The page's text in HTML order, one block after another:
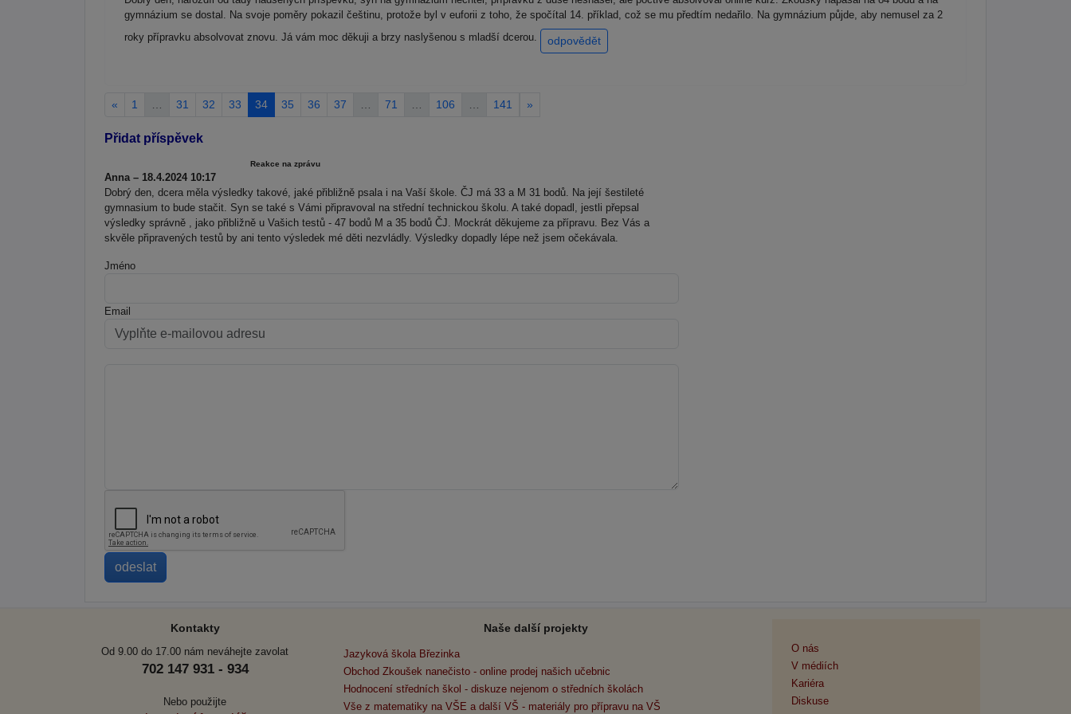
gymnázium se dostal. Na svoje poměry pokazil češtinu, protože byl v euforii z toho, že spočítal 14. příklad, což se mu předtím nedařilo. Na gymnázium půjde, aby nemusel za 2
roky přípravku absolvovat znovu. Já vám moc děkuji a brzy naslyšenou s mladší dcerou.
odpovědět
« 1 31 32 33 34 35 36 37 71 106 141 »
Přidat příspěvek
Reakce na zprávu
Anna – 18.4.2024 10:17
Dobrý den, dcera měla výsledky takové, jaké přibližně psala i na Vaší škole. ČJ má 33 a M 31 bodů. Na její šestileté
gymnasium to bude stačit. Syn se také s Vámi připravoval na střední technickou školu. A také dopadl, jestli přepsal
výsledky správně , jako přibližně u Vašich testů - 47 bodů M a 35 bodů ČJ. Mockrát děkujeme za přípravu. Bez Vás a
skvěle připravených testů by ani tento výsledek mé děti nezvládly. Výsledky dopadly lépe než jsem očekávala.
Jméno
Email
Kontakty
Od 9.00 do 17.00 nám neváhejte zavolat
702 147 931 - 934
Nebo použijte
Naše další projekty
Jazyková škola Březinka
Obchod Zkoušek nanečisto - online prodej našich učebnic
Hodnocení středních škol - diskuze nejenom o středních školách
Vše z matematiky na VŠE a další VŠ - materiály pro přípravu na VŠ
O nás
V médiích
Kariéra
Diskuse